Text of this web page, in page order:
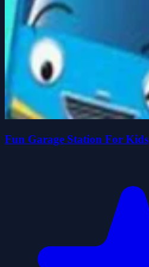
Fun Garage Station For Kids